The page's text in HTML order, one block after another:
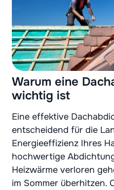
Warum eine
wichtig ist
Eine effektive
entscheidend für die
Energieeffizienz Ihres
hochwertige
Heizwärme verloren
im Sommer überhitzen.